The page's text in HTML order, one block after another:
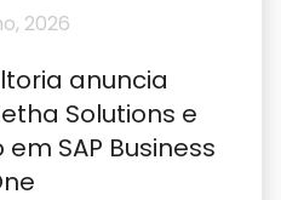
2026
anuncia
Solutions e
SAP Business